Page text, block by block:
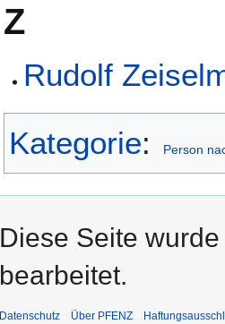
Z
Rudolf
Kategorie: Person
Diese Seite
bearbeitet.
Datenschutz Über PFENZ